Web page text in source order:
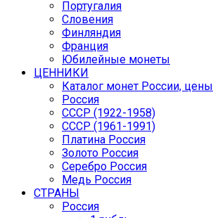
Португалия
Словения
Финляндия
Франция
Юбилейные монеты
ЦЕННИКИ
Каталог монет России, цены
Россия
СССР (1922-1958)
CCCР (1961-1991)
Платина Россия
Золото Россия
Серебро Россия
Медь Россия
СТРАНЫ
Россия